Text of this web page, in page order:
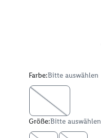
Farbe:Bitte auswählen
Größe:Bitte auswählen